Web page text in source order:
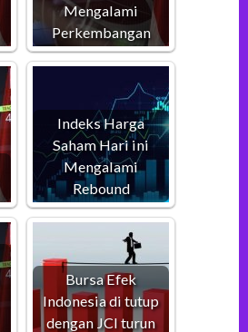
Mengalami
Perkembangan
Indeks Harga
Saham Hari ini
Mengalami
Rebound
Bursa Efek
Indonesia di tutup
dengan JCI turun